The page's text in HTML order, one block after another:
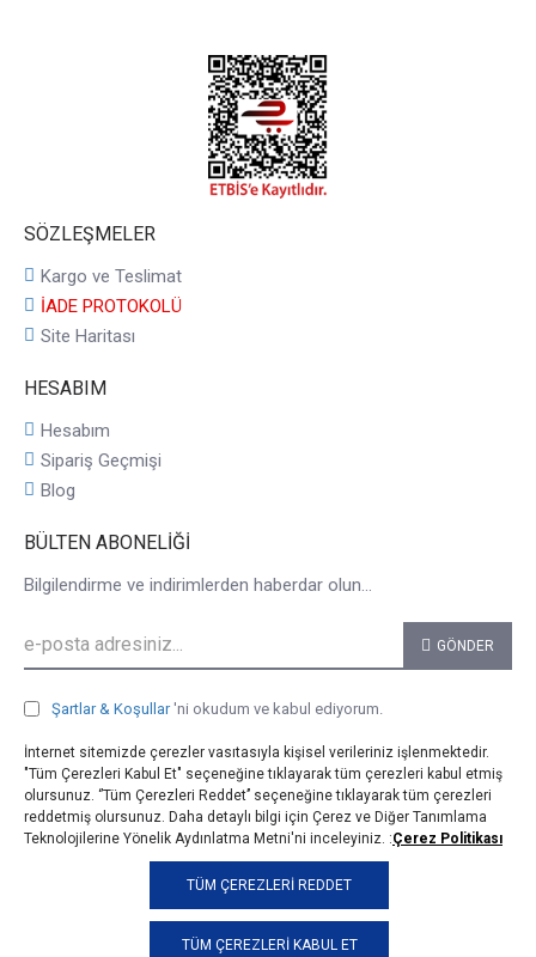
SÖZLEŞMELER
Kargo ve Teslimat
İADE PROTOKOLÜ
Site Haritası
HESABIM
Hesabım
Sipariş Geçmişi
Blog
BÜLTEN ABONELIĞI
Bilgilendirme ve indirimlerden haberdar olun...
GÖNDER
Şartlar & Koşullar 'ni okudum ve kabul ediyorum.
© 2025, taji.com.tr, Tüm Hakları Saklıdır.
TÜM ÇEREZLERI KABUL ET
İnternet sitemizde çerezler vasıtasıyla kişisel verileriniz işlenmektedir.
"Tüm Çerezleri Kabul Et" seçeneğine tıklayarak tüm çerezleri kabul etmiş
olursunuz. ‘’Tüm Çerezleri Reddet’’ seçeneğine tıklayarak tüm çerezleri
reddetmiş olursunuz. Daha detaylı bilgi için Çerez ve Diğer Tanımlama
Teknolojilerine Yönelik Aydınlatma Metni'ni inceleyiniz. :Çerez Politikası
TÜM ÇEREZLERI REDDET